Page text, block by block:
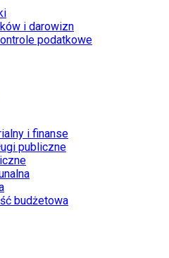
i darowizn
podatkowe
i finanse
publiczne
budżetowa